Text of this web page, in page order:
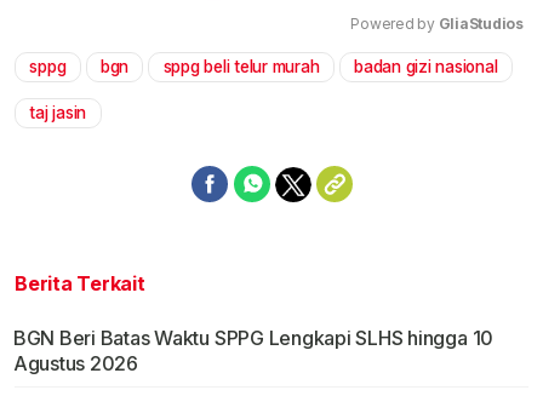
Mute
Powered by GliaStudios
sppg bgn sppg beli telur murah badan gizi nasional
taj jasin
Berita Terkait
BGN Beri Batas Waktu SPPG Lengkapi SLHS hingga 10
Agustus 2026